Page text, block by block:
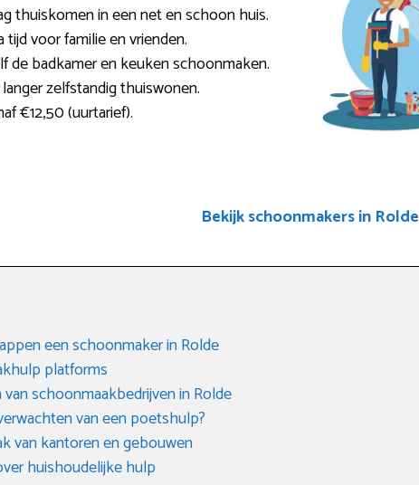
thuiskomen in een net en schoon huis.
tijd voor familie en vrienden.
de badkamer en keuken schoonmaken.
zelfstandig thuiswonen.
€12,50 (uurtarief).
Bekijk schoonmakers in Rolde
een schoonmaker in Rolde
platforms
schoonmaakbedrijven in Rolde
van een poetshulp?
van kantoren en gebouwen
huishoudelijke hulp